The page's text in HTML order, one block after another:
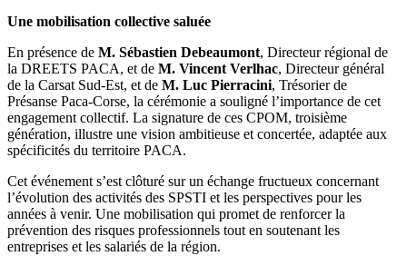
Une mobilisation collective saluée
En présence de M. Sébastien Debeaumont, Directeur régional de
la DREETS PACA, et de M. Vincent Verlhac, Directeur général
de la Carsat Sud-Est, et de M. Luc Pierracini, Trésorier de
Présanse Paca-Corse, la cérémonie a souligné l’importance de cet
engagement collectif. La signature de ces CPOM, troisième
génération, illustre une vision ambitieuse et concertée, adaptée aux
spécificités du territoire PACA.
Cet événement s’est clôturé sur un échange fructueux concernant
l’évolution des activités des SPSTI et les perspectives pour les
années à venir. Une mobilisation qui promet de renforcer la
prévention des risques professionnels tout en soutenant les
entreprises et les salariés de la région.